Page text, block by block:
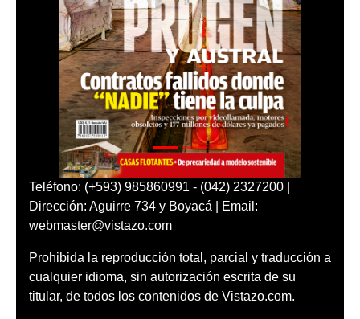
Teléfono: (+593) 985860991 - (042) 2327200 |
Dirección: Aguirre 734 y Boyacá | Email:
webmaster@vistazo.com
Prohibida la reproducción total, parcial y traducción a
cualquier idioma, sin autorización escrita de su
titular, de todos los contenidos de Vistazo.com.